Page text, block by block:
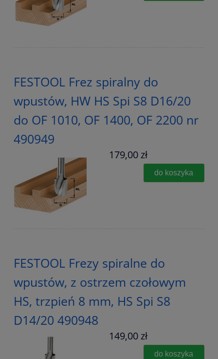
FESTOOL Frez spiralny do
wpustów, HW HS Spi S8 D16/20
do OF 1010, OF 1400, OF 2200 nr
490949
179,00 zł
do koszyka
FESTOOL Frezy spiralne do
wpustów, z ostrzem czołowym
HS, trzpień 8 mm, HS Spi S8
D14/20 490948
149,00 zł
do koszyka